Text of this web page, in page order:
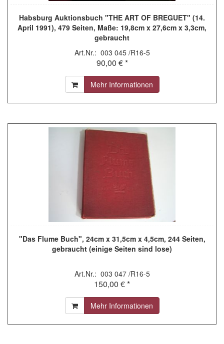
Habsburg Auktionsbuch "THE ART OF BREGUET" (14.
April 1991), 479 Seiten, Maße: 19,8cm x 27,6cm x 3,3cm,
gebraucht
Art.Nr.: 003 045 /R16-5
90,00 € *
Mehr Informationen
"Das Flume Buch", 24cm x 31,5cm x 4,5cm, 244 Seiten,
gebraucht (einige Seiten sind lose)
Art.Nr.: 003 047 /R16-5
150,00 € *
Mehr Informationen